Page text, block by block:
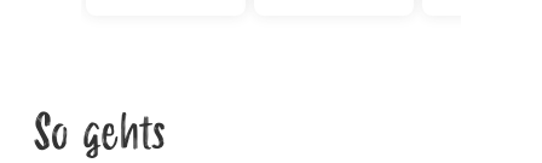
So gehts